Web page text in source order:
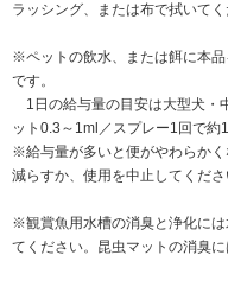
ラッシング、または布で拭いて
※ペットの飲水、または餌に本
です。
1日の給与量の目安は大型犬・
ット0.3～1ml／スプレー1回で約
※給与量が多いと便がやわらか
減らすか、使用を中止してくださ
※観賞魚用水槽の消臭と浄化に
てください。昆虫マットの消臭